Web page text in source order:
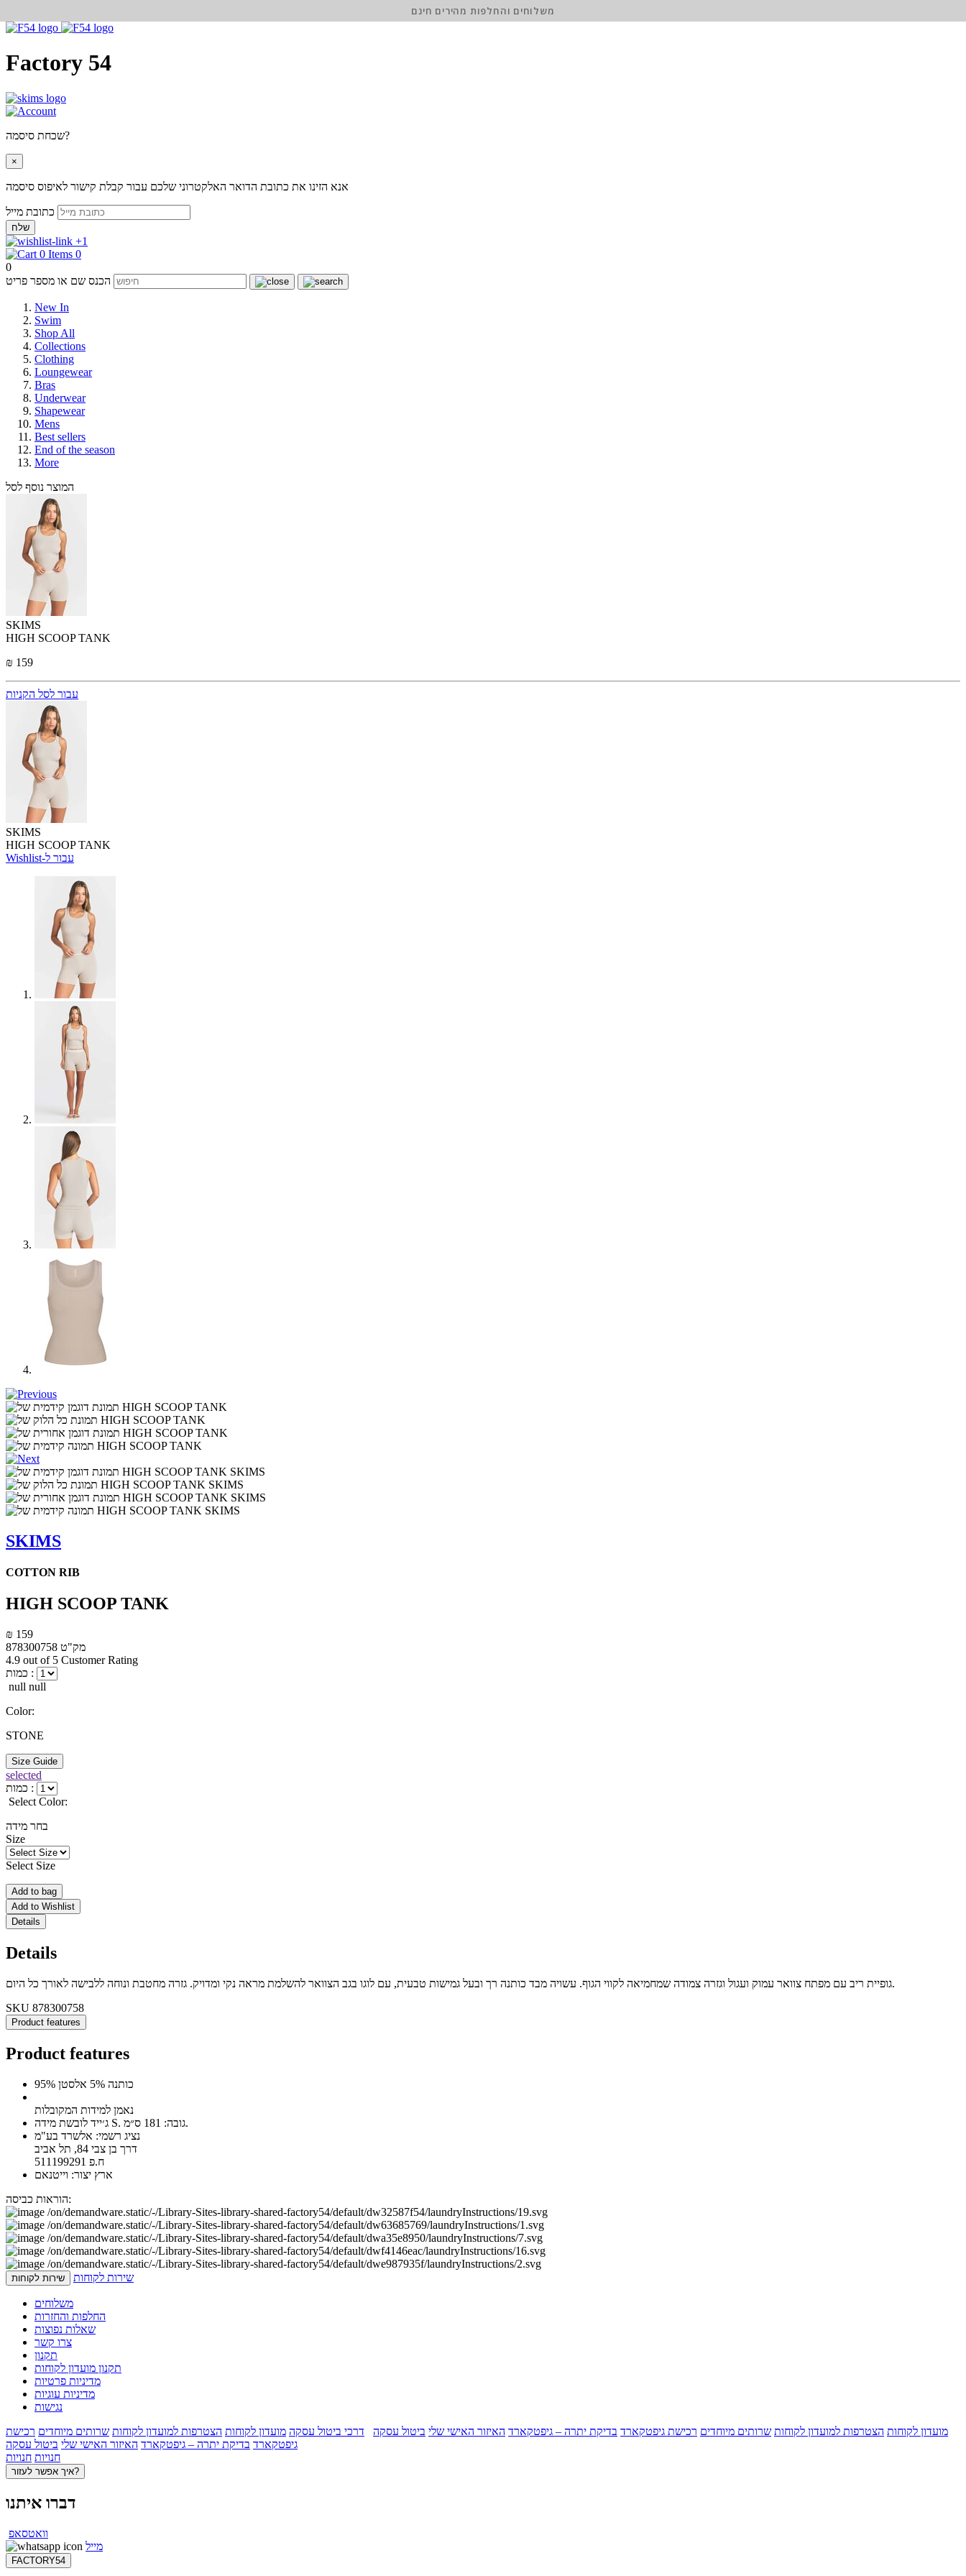
Factory 54
שכחת סיסמה?
×
אנא הזינו את כתובת הדואר האלקטרוני שלכם עבור קבלת קישור לאיפוס סיסמה
שלח
+1
0
0
הכנס שם או מספר פריט
New In
Swim
Shop All
Collections
Clothing
Loungewear
Bras
Underwear
Shapewear
Mens
Best sellers
End of the season
More
המוצר נוסף לסל
SKIMS
HIGH SCOOP TANK
₪ 159
עבור לסל הקניות
SKIMS
HIGH SCOOP TANK
Wishlist-עבור ל
SKIMS
COTTON RIB
HIGH SCOOP TANK
₪ 159
מק"ט 878300758
4.9 out of 5 Customer Rating
כמות :
null null
Color:
STONE
Size Guide
selected
כמות :
Select Color:
בחר מידה
Size
Select Size
Add to bag
Add to Wishlist
Details
Details
גופיית ריב עם מפתח צוואר עמוק ועגול וגזרה צמודה שמחמיאה לקווי הגוף. עשויה מבד כותנה רך ובעל גמישות טבעית, עם לוגו בגב הצוואר להשלמת מראה נקי ומדויק. גזרה מחטבת ונוחה ללבישה לאורך כל היום.
SKU 878300758
Product features
Product features
95% כותנה 5% אלסטן
נאמן למידות המקובלות
ג׳ייד לובשת מידה S. גובה: 181 ס״מ.
נציג רשמי: אלשרד בע"מ
דרך בן צבי 84, תל אביב
ח.פ 511199291
ארץ יצור: וייטנאם
הוראות כביסה:
שירות לקוחות שירות לקוחות
משלוחים
החלפות והחזרות
שאלות נפוצות
צרו קשר
תקנון
תקנון מועדון לקוחות
מדיניות פרטיות
מדיניות עוגיות
נגישות
מועדון לקוחות הצטרפות למועדון לקוחות שרותים מיוחדים רכישת גיפטקארד בדיקת יתרה – גיפטקארד האיזור האישי שלי ביטול עסקה דרכי ביטול עסקה מועדון לקוחות הצטרפות למועדון לקוחות שרותים מיוחדים רכישת
גיפטקארד בדיקת יתרה – גיפטקארד האיזור האישי שלי ביטול עסקה
חנויות חנויות
איך אפשר לעזור?
דברו איתנו
וואטסאפ
מייל
FACTORY54
משלוחים והחלפות מהירים חינם